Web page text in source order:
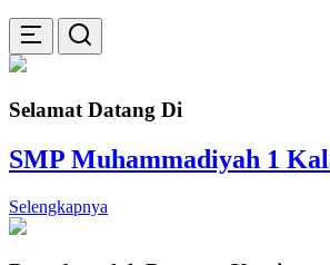
Selamat Datang Di
SMP Muhammadiyah 1
Selengkapnya